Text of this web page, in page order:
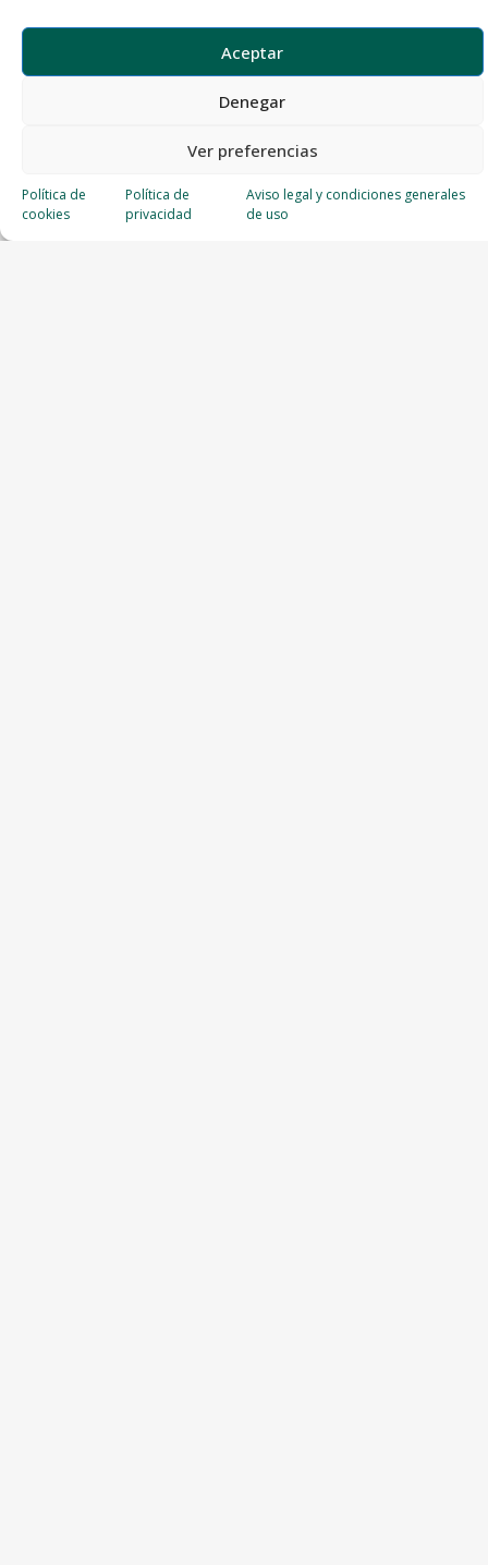
Aceptar
Denegar
Ver preferencias
Política de
cookies
Política de
privacidad
Aviso legal y condiciones generales
de uso